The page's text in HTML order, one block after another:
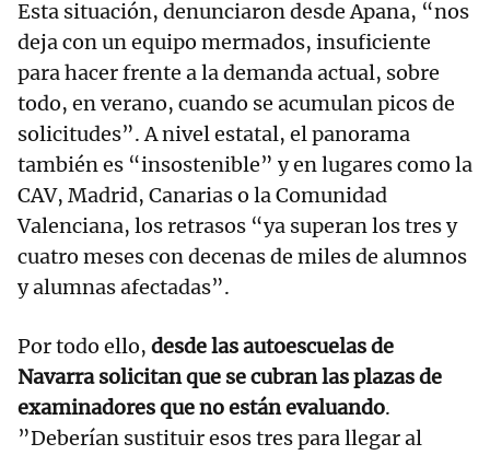
Esta situación, denunciaron desde Apana, “nos
deja con un equipo mermados, insuficiente
para hacer frente a la demanda actual, sobre
todo, en verano, cuando se acumulan picos de
solicitudes”. A nivel estatal, el panorama
también es “insostenible” y en lugares como la
CAV, Madrid, Canarias o la Comunidad
Valenciana, los retrasos “ya superan los tres y
cuatro meses con decenas de miles de alumnos
y alumnas afectadas”.
Por todo ello, desde las autoescuelas de
Navarra solicitan que se cubran las plazas de
examinadores que no están evaluando.
”Deberían sustituir esos tres para llegar al